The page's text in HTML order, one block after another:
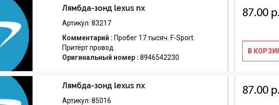
Лямбда-зонд lexus nx
Артикул: 83217
Комментарий : Пробег 17 тысяч. F-Sport.
Притёрт провод.
Оригинальный номер : 8946542230
87.00 р.
В
Лямбда-зонд lexus nx
Артикул: 85016
87.00 р.